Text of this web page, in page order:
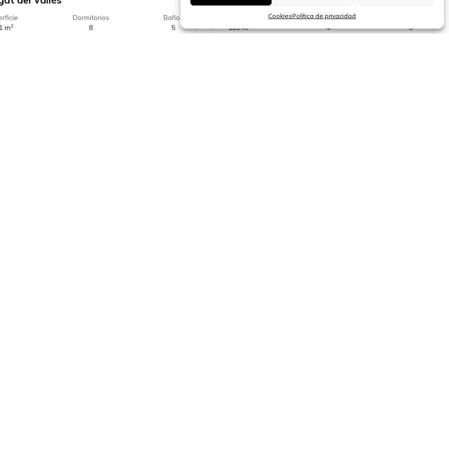
CookiesPolítica de privacidad
m2
Dormitorios
8
Baños
5
128 m
Dormitorios
4
3
510.000 €